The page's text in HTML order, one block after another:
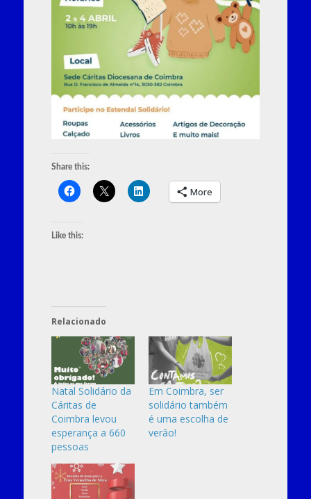
Share this:
More
Like this:
Relacionado
Natal Solidário da
Cáritas de
Coimbra levou
esperança a 660
pessoas
Em Coimbra, ser
solidário também
é uma escolha de
verão!